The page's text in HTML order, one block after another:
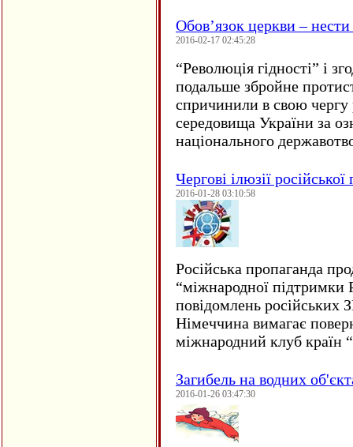
Обов’язок церкви –
2016-02-17 02:45:28
“Революція гідності” і
подальше збройне
спричинили в свою чергу
середовища України за
національного
Чергові ілюзії
2016-01-28 03:10:58
Російська пропаганда
“міжнародної підтримки
повідомлень російських
Німеччина вимагає
міжнародний клуб країн
Загибель на водних
2016-01-26 03:47:30